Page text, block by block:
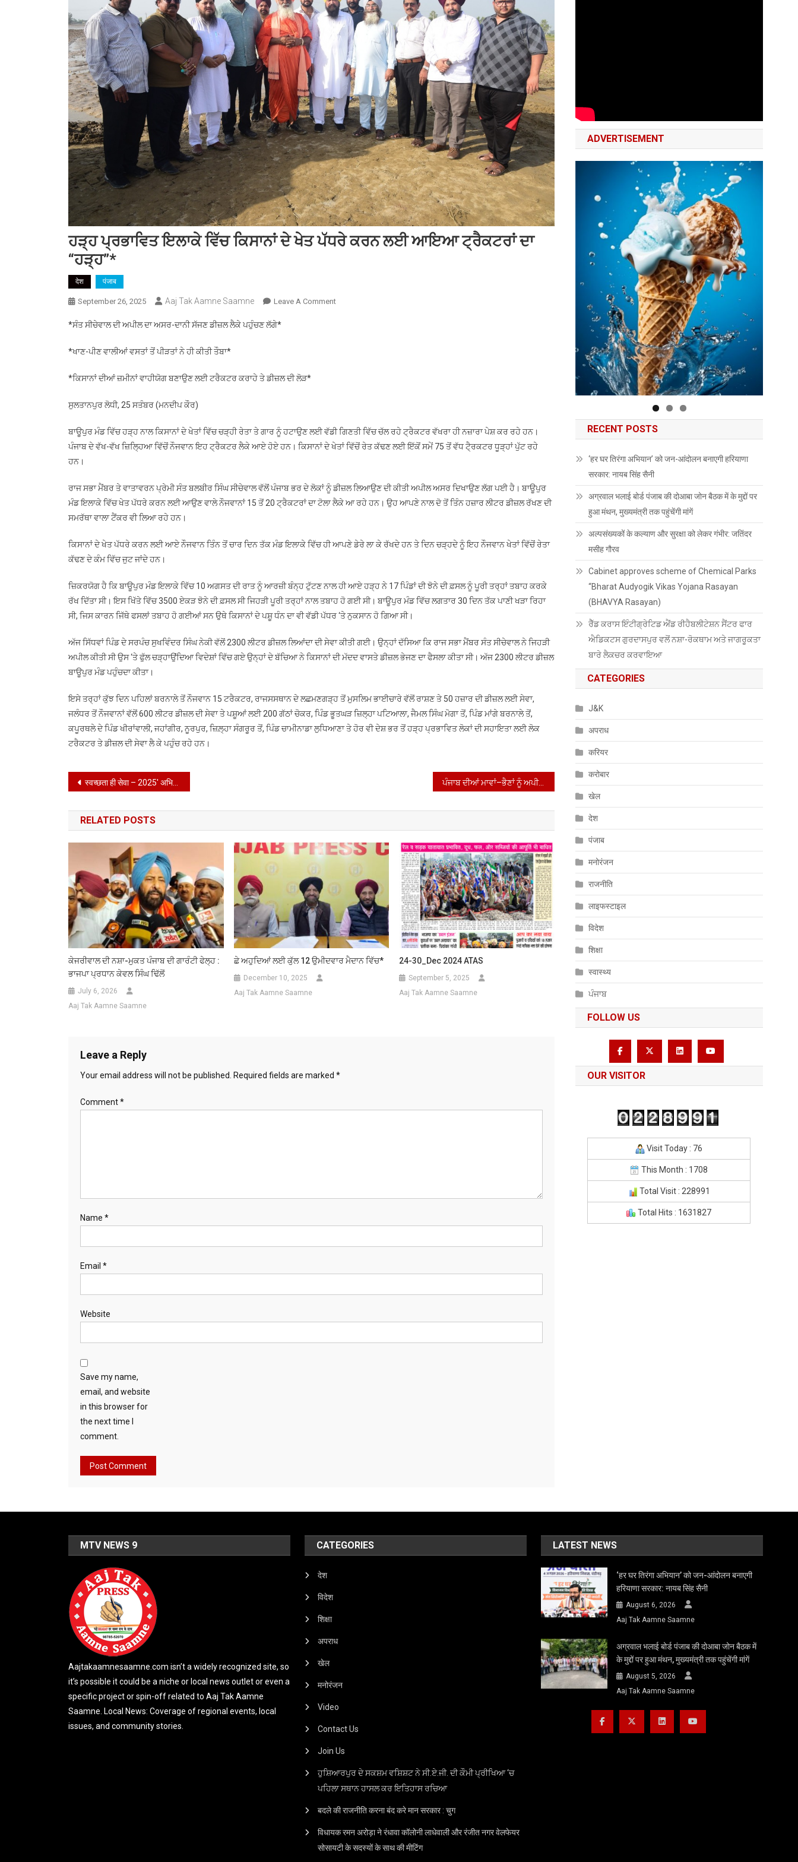
ਹੜ੍ਹ ਪ੍ਰਭਾਵਿਤ ਇਲਾਕੇ ਵਿੱਚ ਕਿਸਾਨਾਂ ਦੇ ਖੇਤ ਪੱਧਰੇ ਕਰਨ ਲਈ ਆਇਆ ਟ੍ਰੈਕਟਰਾਂ ਦਾ
“ਹੜ੍ਹ”*
देश पंजाब
September 26, 2025 Aaj Tak Aamne Saamne Leave A CommentOn
ਲਈ
ਆਇਆ
“ਹੜ੍ਹ”*
*ਸੰਤ ਸੀਚੇਵਾਲ ਦੀ ਅਪੀਲ ਦਾ ਅਸਰ-ਦਾਨੀ ਸੱਜਣ ਡੀਜ਼ਲ ਲੈਕੇ ਪਹੁੰਚਣ ਲੱਗੇ*
*ਖਾਣ-ਪੀਣ ਵਾਲੀਆਂ ਵਸਤਾਂ ਤੋਂ ਪੀੜਤਾਂ ਨੇ ਹੀ ਕੀਤੀ ਤੌਬਾ*
*ਕਿਸਾਨਾਂ ਦੀਆਂ ਜ਼ਮੀਨਾਂ ਵਾਹੀਯੋਗ ਬਣਾਉਣ ਲਈ ਟਰੈਕਟਰ ਕਰਾਹੇ ਤੇ ਡੀਜ਼ਲ ਦੀ ਲੋੜ*
ਸੁਲਤਾਨਪੁਰ ਲੋਧੀ, 25 ਸਤੰਬਰ (ਮਨਦੀਪ ਕੌਰ)
ਬਾਊਪੁਰ ਮੰਡ ਵਿੱਚ ਹੜ੍ਹ ਨਾਲ ਕਿਸਾਨਾਂ ਦੇ ਖੇਤਾਂ ਵਿੱਚ ਚੜ੍ਹੀ ਰੇਤਾ ਤੇ ਗਾਰ ਨੂੰ ਹਟਾਉਣ ਲਈ ਵੱਡੀ ਗਿਣਤੀ ਵਿੱਚ ਚੱਲ ਰਹੇ ਟ੍ਰੈਕਟਰ ਵੱਖਰਾ ਹੀ ਨਜ਼ਾਰਾ ਪੇਸ਼ ਕਰ ਰਹੇ ਹਨ।
ਪੰਜਾਬ ਦੇ ਵੱਖ-ਵੱਖ ਜ਼ਿਲ੍ਹਿਆ ਵਿੱਚੋਂ ਨੌਜਵਾਨ ਇਹ ਟ੍ਰੈਕਟਰ ਲੈਕੇ ਆਏ ਹੋਏ ਹਨ। ਕਿਸਾਨਾਂ ਦੇ ਖੇਤਾਂ ਵਿੱਚੋਂ ਰੇਤ ਕੱਢਣ ਲਈ ਇੱਕੋਂ ਸਮੇਂ 75 ਤੋਂ ਵੱਧ ਟੈ੍ਰਕਟਰ ਧੂੜ੍ਹਾਂ ਪੁੱਟ ਰਹੇ
ਹਨ।
ਰਾਜ ਸਭਾ ਮੈਂਬਰ ਤੇ ਵਾਤਾਵਰਨ ਪ੍ਰੇਮੀ ਸੰਤ ਬਲਬੀਰ ਸਿੰਘ ਸੀਚੇਵਾਲ ਵੱਲੋਂ ਪੰਜਾਬ ਭਰ ਦੇ ਲੋਕਾਂ ਨੂੰ ਡੀਜ਼ਲ ਲਿਆਉਣ ਦੀ ਕੀਤੀ ਅਪੀਲ ਅਸਰ ਦਿਖਾਉਣ ਲੱਗ ਪਈ ਹੈ। ਬਾਊਪੁਰ
ਮੰਡ ਇਲਾਕੇ ਵਿੱਚ ਖੇਤ ਪੱਧਰੇ ਕਰਨ ਲਈ ਆਉਣ ਵਾਲੇ ਨੌਜਵਾਨਾਂ 15 ਤੋਂ 20 ਟ੍ਰੈਕਟਰਾਂ ਦਾ ਟੋਲਾ ਲੈਕੇ ਆ ਰਹੇ ਹਨ। ਉਹ ਆਪਣੇ ਨਾਲ ਦੋ ਤੋਂ ਤਿੰਨ ਹਜ਼ਾਰ ਲੀਟਰ ਡੀਜ਼ਲ ਰੱਖਣ ਦੀ
ਸਮਰੱਥਾ ਵਾਲਾ ਟੈਂਕਰ ਵੀ ਲਿਆ ਰਹੇ ਹਨ।
ਕਿਸਾਨਾਂ ਦੇ ਖੇਤ ਪੱਧਰੇ ਕਰਨ ਲਈ ਆਏ ਨੌਜਵਾਨ ਤਿੰਨ ਤੋਂ ਚਾਰ ਦਿਨ ਤੱਕ ਮੰਡ ਇਲਾਕੇ ਵਿੱਚ ਹੀ ਆਪਣੇ ਡੇਰੇ ਲਾ ਕੇ ਰੱਖਦੇ ਹਨ ਤੇ ਦਿਨ ਚੜ੍ਹਦੇ ਨੂੰ ਇਹ ਨੌਜਵਾਨ ਖੇਤਾਂ ਵਿੱਚੋਂ ਰੇਤਾ
ਕੱਢਣ ਦੇ ਕੰਮ ਵਿੱਚ ਜੁਟ ਜਾਂਦੇ ਹਨ।
ਜ਼ਿਕਰਯੋਗ ਹੈ ਕਿ ਬਾਊਪੁਰ ਮੰਡ ਇਲਾਕੇ ਵਿੱਚ 10 ਅਗਸਤ ਦੀ ਰਾਤ ਨੂੰ ਆਰਜ਼ੀ ਬੰਨ੍ਹ ਟੁੱਟਣ ਨਾਲ ਹੀ ਆਏ ਹੜ੍ਹ ਨੇ 17 ਪਿੰਡਾਂ ਦੀ ਝੋਨੇ ਦੀ ਫ਼ਸਲ ਨੂੰ ਪੂਰੀ ਤਰ੍ਹਾਂ ਤਬਾਹ ਕਰਕੇ
ਰੱਖ ਦਿੱਤਾ ਸੀ। ਇਸ ਖਿੱਤੇ ਵਿੱਚ 3500 ਏਕੜ ਝੋਨੇ ਦੀ ਫ਼ਸਲ ਸੀ ਜਿਹੜੀ ਪੂਰੀ ਤਰ੍ਹਾਂ ਨਾਲ ਤਬਾਹ ਹੋ ਗਈ ਸੀ। ਬਾਊਪੁਰ ਮੰਡ ਵਿੱਚ ਲਗਤਾਰ 30 ਦਿਨ ਤੱਕ ਪਾਣੀ ਖੜਾ ਰਿਹਾ
ਸੀ, ਜਿਸ ਕਾਰਨ ਜਿੱਥੇ ਫਸਲਾਂ ਤਬਾਹ ਹੋ ਗਈਆਂ ਸਨ ਉਥੇ ਕਿਸਾਨਾਂ ਦੇ ਪਸ਼ੂ ਧੰਨ ਦਾ ਵੀ ਵੱਡੀ ਪੱਧਰ ‘ਤੇ ਨੁਕਸਾਨ ਹੋ ਗਿਆ ਸੀ।
ਅੱਜ ਸਿੱਧਵਾਂ ਪਿੰਡ ਦੇ ਸਰਪੰਚ ਸੁਖਵਿੰਦਰ ਸਿੰਘ ਨੇਕੀ ਵੱਲੋਂ 2300 ਲੀਟਰ ਡੀਜ਼ਲ ਲਿਆਂਦਾ ਦੀ ਸੇਵਾ ਕੀਤੀ ਗਈ। ਉਨ੍ਹਾਂ ਦੱਸਿਆ ਕਿ ਰਾਜ ਸਭਾ ਮੈਂਬਰ ਸੰਤ ਸੀਚੇਵਾਲ ਨੇ ਜਿਹੜੀ
ਅਪੀਲ ਕੀਤੀ ਸੀ ਉਸ ‘ਤੇ ਫੁੱਲ ਚੜ੍ਹਾਉਂਦਿਆ ਵਿਦੇਸ਼ਾਂ ਵਿੱਚ ਗਏ ਉਨ੍ਹਾਂ ਦੇ ਬੱਚਿਆ ਨੇ ਕਿਸਾਨਾਂ ਦੀ ਮੱਦਦ ਵਾਸਤੇ ਡੀਜ਼ਲ ਭੇਜਣ ਦਾ ਫੈਸਲਾ ਕੀਤਾ ਸੀ। ਅੱਜ 2300 ਲੀਟਰ ਡੀਜ਼ਲ
ਬਾਊਪੁਰ ਮੰਡ ਪਹੁੰਚਦਾ ਕੀਤਾ।
ਇਸੇ ਤਰ੍ਹਾਂ ਕੁੱਝ ਦਿਨ ਪਹਿਲਾਂ ਬਰਨਾਲੇ ਤੋਂ ਨੌਜਵਾਨ 15 ਟਰੈਕਟਰ, ਰਾਜਸਸਥਾਨ ਦੇ ਲਛਮਣਗੜ੍ਹ ਤੋਂ ਮੁਸਲਿਮ ਭਾਈਚਾਰੇ ਵੱਲੋਂ ਰਾਸ਼ਣ ਤੇ 50 ਹਜ਼ਾਰ ਦੀ ਡੀਜ਼ਲ ਲਈ ਸੇਵਾ,
ਜਲੰਧਰ ਤੋਂ ਨੌਜਵਾਨਾਂ ਵੱਲੋਂ 600 ਲੀਟਰ ਡੀਜ਼ਲ ਦੀ ਸੇਵਾ ਤੇ ਪਸ਼ੂਆਂ ਲਈ 200 ਗੱਠਾਂ ਚੋਕਰ, ਪਿੰਡ ਭੂਤਘੜ ਜ਼ਿਲ੍ਹਾ ਪਟਿਆਲਾ, ਜੈਮਲ ਸਿੰਘ ਮੋਗਾ ਤੋਂ, ਪਿੰਡ ਮਾਂਗੇ ਬਰਨਾਲੇ ਤੋਂ,
ਕਪੂਰਥਲੇ ਦੇ ਪਿੰਡ ਖੀਰਾਂਵਾਲੀ, ਜਹਾਂਗੀਰ, ਨੂਰਪੁਰ, ਜ਼ਿਲ਼੍ਹਾ ਸੰਗਰੂਰ ਤੋਂ, ਪਿੰਡ ਚਾਮੀਨਾਡਾ ਲੁਧਿਆਣਾ ਤੇ ਹੋਰ ਵੀ ਦੇਸ਼ ਭਰ ਤੋਂ ਹੜ੍ਹ ਪ੍ਰਭਾਵਿਤ ਲੋਕਾਂ ਦੀ ਸਹਾਇਤਾ ਲਈ ਲੋਕ
ਟਰੈਕਟਰ ਤੇ ਡੀਜ਼ਲ ਦੀ ਸੇਵਾ ਲੈ ਕੇ ਪਹੁੰਚ ਰਹੇ ਹਨ।
Post
navigation
स्वच्छता ही सेवा – 2025′ अभियान तहत सोलन के पुराने बस स्टैँड व मार्किट के आस-पास किया स्वच्छता श्रमदान न ਪੰਜਾਬ ਦੀਆਂ ਮਾਵਾਂ–ਭੈਣਾਂ ਨੂੰ ਅਪੀਲ – ਹੁਣ ਚੁੱਪ ਨਾ ਰਹੋ, ਸੁੱਤੀ ਸਰਕਾਰ ਨੂੰ ਜਗਾਓ
RELATED POSTS
ਕੇਜਰੀਵਾਲ ਦੀ ਨਸ਼ਾ-ਮੁਕਤ ਪੰਜਾਬ ਦੀ ਗਾਰੰਟੀ ਫੇਲ੍ਹ :
ਭਾਜਪਾ ਪ੍ਰਧਾਨ ਕੇਵਲ ਸਿੰਘ ਢਿੱਲੋਂ
July 6, 2026
Aaj Tak Aamne Saamne
ਛੇ ਅਹੁਦਿਆਂ ਲਈ ਕੁੱਲ 12 ਉਮੀਦਵਾਰ ਮੈਦਾਨ ਵਿੱਚ*
December 10, 2025
Aaj Tak Aamne Saamne
24-30_Dec 2024 ATAS
September 5, 2025
Aaj Tak Aamne Saamne
Leave a Reply
Your email address will not be published. Required fields are marked *
Comment*
Name *
Email *
Website
Save my name,
email, and website
in this browser for
the next time I
comment.
ADVERTISEMENT
RECENT POSTS
‘हर घर तिरंगा अभियान’ को जन-आंदोलन बनाएगी हरियाणा
सरकार: नायब सिंह सैनी
अग्रवाल भलाई बोर्ड पंजाब की दोआबा जोन बैठक में के मुद्दों पर
हुआ मंथन, मुख्यमंत्री तक पहुंचेंगी मांगें
अल्पसंख्यकों के कल्याण और सुरक्षा को लेकर गंभीर: जतिंदर
मसीह गौरव
Cabinet approves scheme of Chemical Parks
“Bharat Audyogik Vikas Yojana Rasayan
(BHAVYA Rasayan)
ਰੈੱਡ ਕਰਾਸ ਇੰਟੀਗ੍ਰੇਟਿਡ ਐਂਡ ਰੀਹੈਬਲੀਟੇਸ਼ਨ ਸੈਂਟਰ ਫਾਰ
ਐਡਿਕਟਸ ਗੁਰਦਾਸਪੁਰ ਵਲੋਂ ਨਸ਼ਾ-ਰੋਕਥਾਮ ਅਤੇ ਜਾਗਰੂਕਤਾ
ਬਾਰੇ ਲੈਕਚਰ ਕਰਵਾਇਆ
CATEGORIES
J&K
अपराध
करियर
करोबार
खेल
देश
पंजाब
मनोरंजन
राजनीति
लाइफस्टाइल
विदेश
शिक्षा
स्वास्थ्य
ਪੰਜਾਬ
FOLLOW US
OUR VISITOR
Visit Today : 76
This Month : 1708
Total Visit : 228991
Total Hits : 1631827
MTV NEWS 9
Aajtakaamnesaamne.com isn’t a widely recognized site, so
it’s possible it could be a niche or local news outlet or even a
specific project or spin-off related to Aaj Tak Aamne
Saamne. Local News: Coverage of regional events, local
issues, and community stories.
CATEGORIES
देश
विदेश
शिक्षा
अपराध
खेल
मनोरंजन
Video
Contact Us
Join Us
ਹੁਸ਼ਿਆਰਪੁਰ ਦੇ ਸਕਸ਼ਮ ਵਸ਼ਿਸ਼ਟ ਨੇ ਸੀ.ਏ.ਜੀ. ਦੀ ਕੌਮੀ ਪ੍ਰੀਖਿਆ ‘ਚ
ਪਹਿਲਾ ਸਥਾਨ ਹਾਸਲ ਕਰ ਇਤਿਹਾਸ ਰਚਿਆ
बदले की राजनीति करना बंद करे मान सरकार : चुग
विधायक रमन अरोड़ा ने रंधावा कॉलोनी लाधेवाली और रंजीत नगर वेलफेयर
सोसायटी के सदस्यों के साथ की मीटिंग
LATEST NEWS
‘हर घर तिरंगा अभियान’ को जन-आंदोलन बनाएगी
हरियाणा सरकार: नायब सिंह सैनी
August 6, 2026
Aaj Tak Aamne Saamne
अग्रवाल भलाई बोर्ड पंजाब की दोआबा जोन बैठक में
के मुद्दों पर हुआ मंथन, मुख्यमंत्री तक पहुंचेंगी मांगें
August 5, 2026
Aaj Tak Aamne Saamne